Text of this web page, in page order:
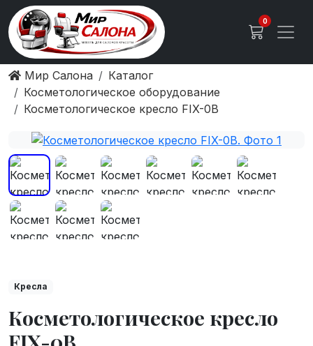
0
Мир Салона
Каталог
Косметологическое оборудование
Косметологическое кресло FIX-0B
Кресла
Косметологическое кресло